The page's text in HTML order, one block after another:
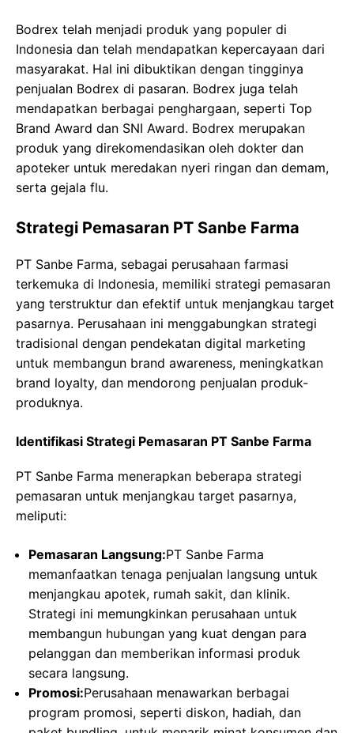
Bodrex telah menjadi produk yang populer di
Indonesia dan telah mendapatkan kepercayaan dari
masyarakat. Hal ini dibuktikan dengan tingginya
penjualan Bodrex di pasaran. Bodrex juga telah
mendapatkan berbagai penghargaan, seperti Top
Brand Award dan SNI Award. Bodrex merupakan
produk yang direkomendasikan oleh dokter dan
apoteker untuk meredakan nyeri ringan dan demam,
serta gejala flu.
Strategi Pemasaran PT Sanbe Farma
PT Sanbe Farma, sebagai perusahaan farmasi
terkemuka di Indonesia, memiliki strategi pemasaran
yang terstruktur dan efektif untuk menjangkau target
pasarnya. Perusahaan ini menggabungkan strategi
tradisional dengan pendekatan digital marketing
untuk membangun brand awareness, meningkatkan
brand loyalty, dan mendorong penjualan produk-
produknya.
Identifikasi Strategi Pemasaran PT Sanbe Farma
PT Sanbe Farma menerapkan beberapa strategi
pemasaran untuk menjangkau target pasarnya,
meliputi:
Pemasaran Langsung:PT Sanbe Farma
memanfaatkan tenaga penjualan langsung untuk
menjangkau apotek, rumah sakit, dan klinik.
Strategi ini memungkinkan perusahaan untuk
membangun hubungan yang kuat dengan para
pelanggan dan memberikan informasi produk
secara langsung.
Promosi:Perusahaan menawarkan berbagai
program promosi, seperti diskon, hadiah, dan